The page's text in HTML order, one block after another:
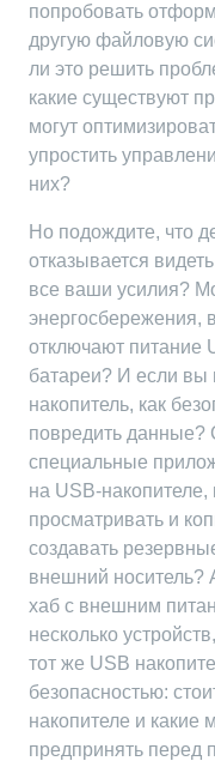
попробовать
другую файловую
ли это решить
какие существуют
могут
упростить
них?
Но подождите, что
отказывается
все ваши усилия?
энергосбережения,
отключают питание
батареи? И если вы
накопитель, как
повредить данные?
специальные
на USB-
просматривать и
создавать
внешний носитель?
хаб с внешним
несколько
тот же USB
безопасностью:
накопителе и какие
предпринять перед